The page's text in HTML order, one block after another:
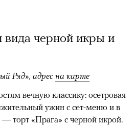
вида черной икры и
Ряд», адрес на карте
вечную классику: осетровая
ужин с сет-меню и в
торт «Прага» с черной икрой.